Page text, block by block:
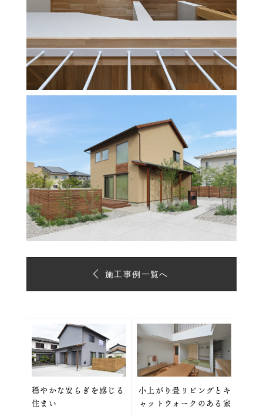
施工事例一覧へ
穏やかな安らぎを感じる
住まい
小上がり畳リビングとキ
ャットウォークのある家